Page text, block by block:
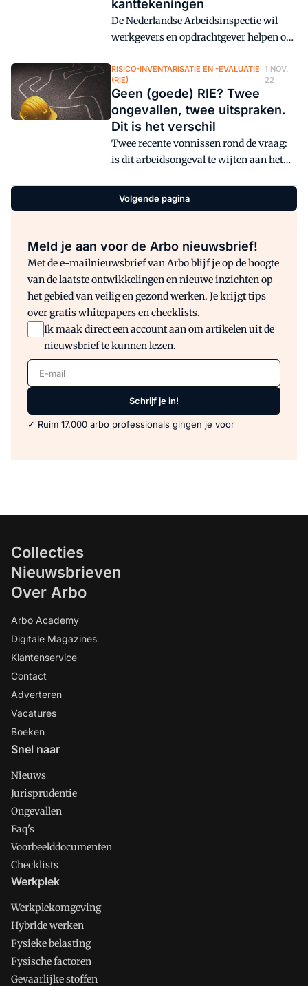
kanttekeningen
De Nederlandse Arbeidsinspectie wil
werkgevers en opdrachtgever helpen om
maken. Een ambitieuze doelstelling voor
2023 die valt of staat met effectief
optreden en prioriteren. Advocaat Paul
Verloop plaatst daarbij twee
kanttekeningen.
RISICO-INVENTARISATIE EN -EVALUATIE
(RIE)
1 NOV.
22
Geen (goede) RIE? Twee
ongevallen, twee uitspraken.
Dit is het verschil
Twee recente vonnissen rond de vraag:
is dit arbeidsongeval te wijten aan het
veroordeelt de rechtbank het bedrijf voor
overtreding van art. 32 Arbowet. In het
Waarin zit 'm het verschil?
Volgende pagina
Meld je aan voor de Arbo nieuwsbrief!
Met de e-mailnieuwsbrief van Arbo blijf je op de hoogte
van de laatste ontwikkelingen en nieuwe inzichten op
het gebied van veilig en gezond werken. Je krijgt tips
over gratis whitepapers en checklists.
Ik maak direct een account aan om artikelen uit de
nieuwsbrief te kunnen lezen.
E-mail
Schrijf je in!
✓ Ruim 17.000 arbo professionals gingen je voor
Collecties
Nieuwsbrieven
Over Arbo
Arbo Academy
Digitale Magazines
Klantenservice
Contact
Adverteren
Vacatures
Boeken
Snel naar
Nieuws
Jurisprudentie
Ongevallen
Faq's
Voorbeelddocumenten
Checklists
Werkplek
Werkplekomgeving
Hybride werken
Fysieke belasting
Fysische factoren
Gevaarlijke stoffen